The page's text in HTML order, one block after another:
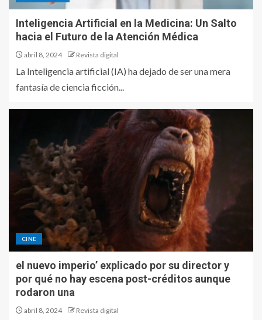
Inteligencia Artificial en la Medicina: Un Salto
hacia el Futuro de la Atención Médica
abril 8, 2024 Revista digital
La Inteligencia artificial (IA) ha dejado de ser una mera
fantasía de ciencia ficción...
CINE
el nuevo imperio’ explicado por su director y
por qué no hay escena post-créditos aunque
rodaron una
abril 8, 2024 Revista digital